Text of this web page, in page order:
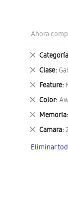
Ahora
Categoría
Eliminar
este
artículo
Clase
Eliminar
este
artículo
Feature
Eliminar
este
artículo
Color
Eliminar
este
artículo
Memoria
Eliminar
este
artículo
Camara
Eliminar
artículo
Eliminar